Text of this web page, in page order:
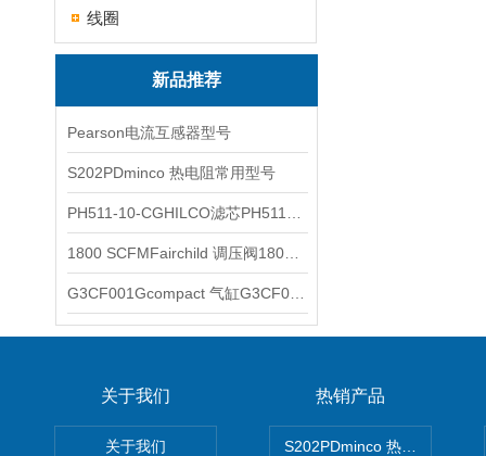
线圈
新品推荐
Pearson电流互感器型号
S202PDminco 热电阻常用型号
关于我们
关于我们
热销产品
S202PDminco 热电阻